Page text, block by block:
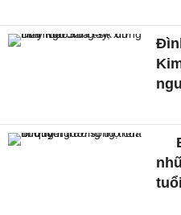
tuổi